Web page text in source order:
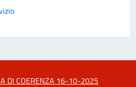
DI COERENZA 16-10-2025